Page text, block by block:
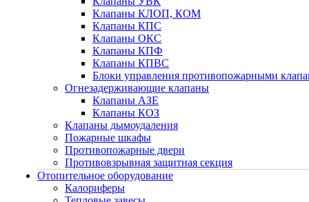
Клапаны КЛОП, КОМ
Клапаны КПС
Клапаны ОКС
Клапаны КПФ
Клапаны КПВС
Блоки управления противопожарными
Огнезадерживающие клапаны
Клапаны АЗЕ
Клапаны КОЗ
Клапаны дымоудаления
Пожарные шкафы
Противопожарные двери
Противовзрывная защитная секция
Отопительное оборудование
Калориферы